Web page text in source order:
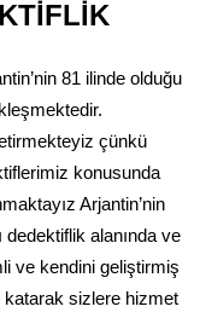
81 ilinde olduğu
çünkü
konusunda
Arjantin’nin
dedektiflik alanında ve
ve kendini geliştirmiş
katarak sizlere hizmet